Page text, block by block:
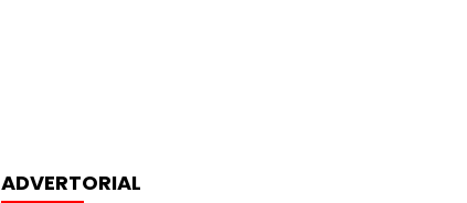
ADVERTORIAL